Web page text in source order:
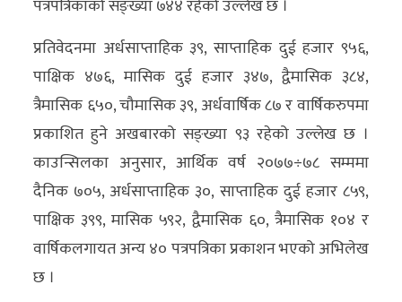
ब्लग
खेलकुद
रोचक
अन्य
क्लिक
खबर
विशेष
राशिफल
पत्रपत्रिकाको सङ्ख्या ७४४ रहेको उल्लेख छ ।
प्रतिवेदनमा अर्धसाप्ताहिक ३९, साप्ताहिक दुई हजार ९५६,
पाक्षिक ४७६, मासिक दुई हजार ३४७, द्वैमासिक ३८४,
त्रैमासिक ६५०, चौमासिक ३९, अर्धवार्षिक ८७ र वार्षिकरुपमा
प्रकाशित हुने अखबारको सङ्ख्या ९३ रहेको उल्लेख छ ।
काउन्सिलका अनुसार, आर्थिक वर्ष २०७७÷७८ सम्ममा
दैनिक ७०५, अर्धसाप्ताहिक ३०, साप्ताहिक दुई हजार ८५९,
पाक्षिक ३९९, मासिक ५९२, द्वैमासिक ६०, त्रैमासिक १०४ र
वार्षिकलगायत अन्य ४० पत्रपत्रिका प्रकाशन भएको अभिलेख
छ ।